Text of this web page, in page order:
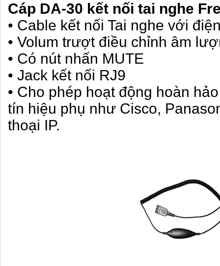
Cáp DA-30 kết nối tai nghe
• Cable kết nối Tai nghe với
• Volum trượt điều chỉnh âm
• Có nút nhấn MUTE
• Jack kết nối RJ9
• Cho phép hoạt động hoàn
tín hiệu phụ như Cisco,
thoại IP.